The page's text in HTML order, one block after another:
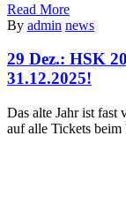
Read More
By admin news
29 Dez.: HSK
31.12.2025!
Das alte Jahr ist fast
auf alle Tickets